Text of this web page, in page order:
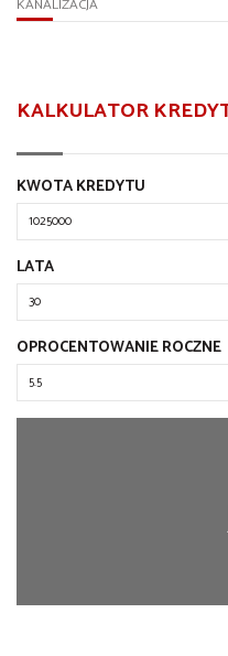
KANALIZACJA
KALKULATOR
KWOTA KREDYTU
LATA
OPROCENTOWANIE ROCZNE